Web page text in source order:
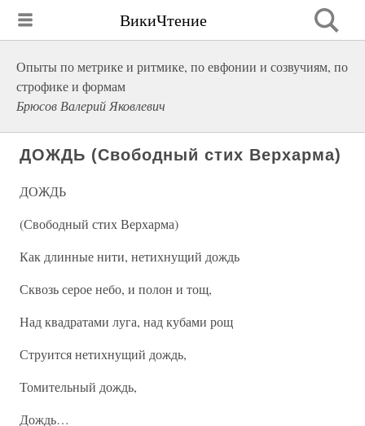
ВикиЧтение
Опыты по метрике и ритмике, по евфонии и созвучиям, по
строфике и формам
Брюсов Валерий Яковлевич
ДОЖДЬ (Свободный стих Верхарма)
ДОЖДЬ
(Свободный стих Верхарма)
Как длинные нити, нетихнущий дождь
Сквозь серое небо, и полон и тощ,
Над квадратами луга, над кубами рощ
Струится нетихнущий дождь,
Томительный дождь,
Дождь…